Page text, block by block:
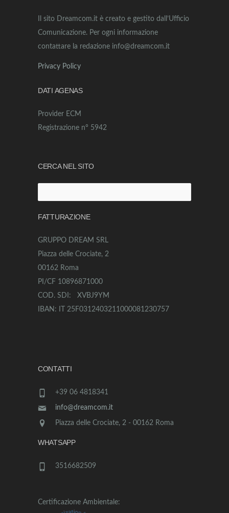
Il sito Dreamcom.it è creato e gestito dall’Ufficio
Comunicazione. Per ogni informazione
contattare la redazione info@dreamcom.it
Privacy Policy
DATI AGENAS
Provider ECM
Registrazione n° 5942
CERCA NEL SITO
per:
FATTURAZIONE
GRUPPO DREAM SRL
Piazza delle Crociate, 2
00162 Roma
PI/CF 10896871000
COD. SDI: XVBJ9YM
IBAN: IT 25F0312403211000081230757
CONTATTI
+39 06 4818341
info@dreamcom.it
Piazza delle Crociate, 2 - 00162 Roma
WHATSAPP
3516682509
Certificazione Ambientale: